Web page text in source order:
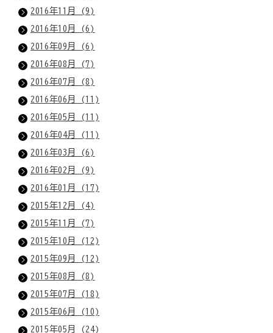
2016年11月 (9)
2016年10月 (6)
2016年09月 (6)
2016年08月 (7)
2016年07月 (8)
2016年06月 (11)
2016年05月 (11)
2016年04月 (11)
2016年03月 (6)
2016年02月 (9)
2016年01月 (17)
2015年12月 (4)
2015年11月 (7)
2015年10月 (12)
2015年09月 (12)
2015年08月 (8)
2015年07月 (18)
2015年06月 (10)
2015年05月 (24)